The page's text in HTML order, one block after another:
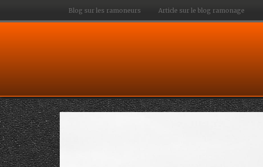
Blog sur les ramoneurs Article sur le blog ramonage